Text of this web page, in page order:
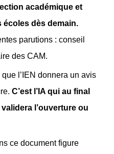
académique et
écoles dès demain.
parutions : conseil
des CAM.
l’IEN donnera un avis
C’est l’IA qui au final
l’ouverture ou
ce document figure